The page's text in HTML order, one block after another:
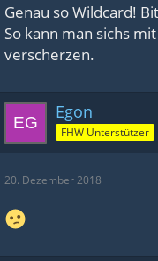
Genau so Wildcard!
So kann man sichs
verscherzen.
Egon
FHW Unterstützer
20. Dezember 2018